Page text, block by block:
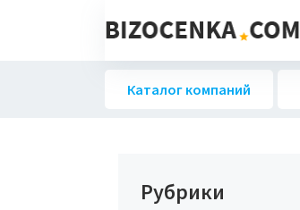
Каталог компаний
Рубрики